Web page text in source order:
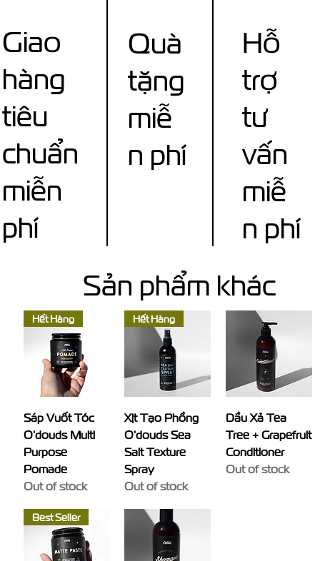
Giao
hàng
tiêu
chuẩn
miễn
phí
Quà
tặng
miễ
n phí
Hỗ
trợ
tư
vấn
miễ
n phí
Sản phẩm khác
Hết Hàng
Sáp Vuốt Tóc
O'douds Multi
Purpose
Pomade
Out of stock
Hết Hàng
Xịt Tạo Phồng
O'douds Sea
Salt Texture
Spray
Out of stock
Dầu Xả Tea
Tree + Grapefruit
Conditioner
Out of stock
Best Seller